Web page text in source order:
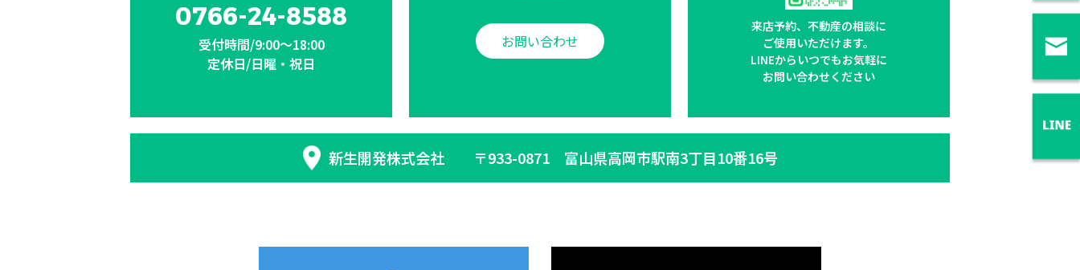
0766-24-8588
受付時間/9:00〜18:00
定休日/日曜・祝日
お問い合わせ
来店予約、不動産の相談に
ご使用いただけます。
LINEからいつでもお気軽に
お問い合わせください
新生開発株式会社 〒933-0871 富山県高岡市駅南3丁目10番16号